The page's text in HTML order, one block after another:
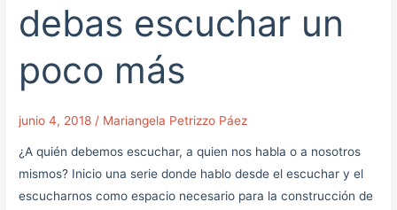
debas escuchar un
poco más
junio 4, 2018 / Mariangela Petrizzo Páez
¿A quién debemos escuchar, a quien nos habla o a nosotros
mismos? Inicio una serie donde hablo desde el escuchar y el
escucharnos como espacio necesario para la construcción de